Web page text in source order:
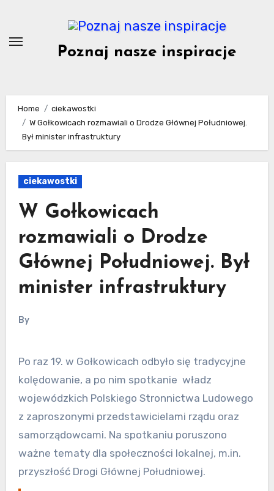
content
Poznaj nasze inspiracje
Home
ciekawostki
W Gołkowicach rozmawiali o Drodze Głównej Południowej.
Był minister infrastruktury
ciekawostki
W Gołkowicach
rozmawiali o Drodze
Głównej Południowej. Był
minister infrastruktury
By
Po raz 19. w Gołkowicach odbyło się tradycyjne
kolędowanie, a po nim spotkanie władz
wojewódzkich Polskiego Stronnictwa Ludowego
z zaproszonymi przedstawicielami rządu oraz
samorządowcami. Na spotkaniu poruszono
ważne tematy dla społeczności lokalnej, m.in.
przyszłość Drogi Głównej Południowej.